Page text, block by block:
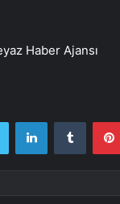
Haber Ajansı
Twitter LinkedInTumblr